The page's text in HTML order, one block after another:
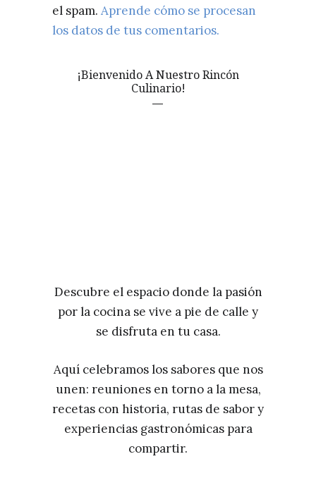
el spam. Aprende cómo se procesan
los datos de tus comentarios.
¡Bienvenido A Nuestro Rincón
Culinario!
Descubre el espacio donde la pasión
por la cocina se vive a pie de calle y
se disfruta en tu casa.
Aquí celebramos los sabores que nos
unen: reuniones en torno a la mesa,
recetas con historia, rutas de sabor y
experiencias gastronómicas para
compartir.